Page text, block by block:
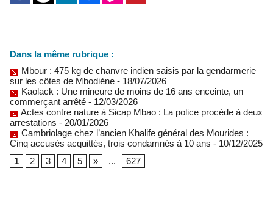
Dans la même rubrique :
Mbour : 475 kg de chanvre indien saisis par la gendarmerie
sur les côtes de Mbodiène - 18/07/2026
Kaolack : Une mineure de moins de 16 ans enceinte, un
commerçant arrêté - 12/03/2026
Actes contre nature à Sicap Mbao : La police procède à deux
arrestations - 20/01/2026
Cambriolage chez l’ancien Khalife général des Mourides :
Cinq accusés acquittés, trois condamnés à 10 ans - 10/12/2025
1
2 3 4 5 » ... 627